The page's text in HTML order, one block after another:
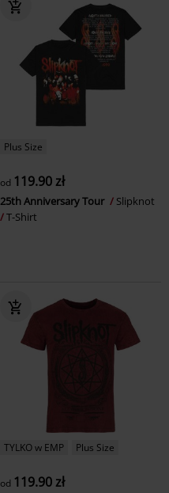
Plus Size
od 119.90 zł
25th Anniversary Tour
Slipknot
T-Shirt
TYLKO w EMP Plus Size
od 119.90 zł